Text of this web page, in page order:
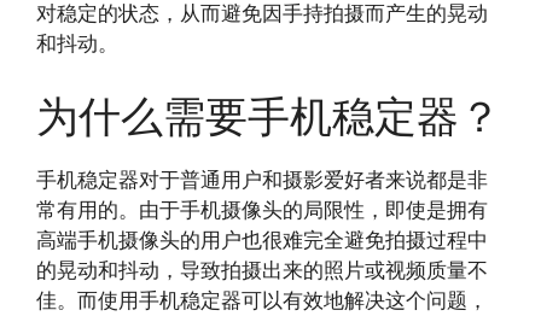
对稳定的状态，从而避免因手持拍摄而产生的晃动
和抖动。
为什么需要手机稳定器？
手机稳定器对于普通用户和摄影爱好者来说都是非
常有用的。由于手机摄像头的局限性，即使是拥有
高端手机摄像头的用户也很难完全避免拍摄过程中
的晃动和抖动，导致拍摄出来的照片或视频质量不
佳。而使用手机稳定器可以有效地解决这个问题，